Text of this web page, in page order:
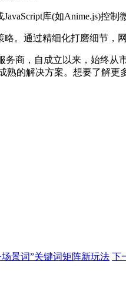
库(如Anime.js)控制
通过精细化打磨细节，
，自成立以来，始终从
熟的解决方案。想要了解更
景词”关键词矩阵新玩法 下